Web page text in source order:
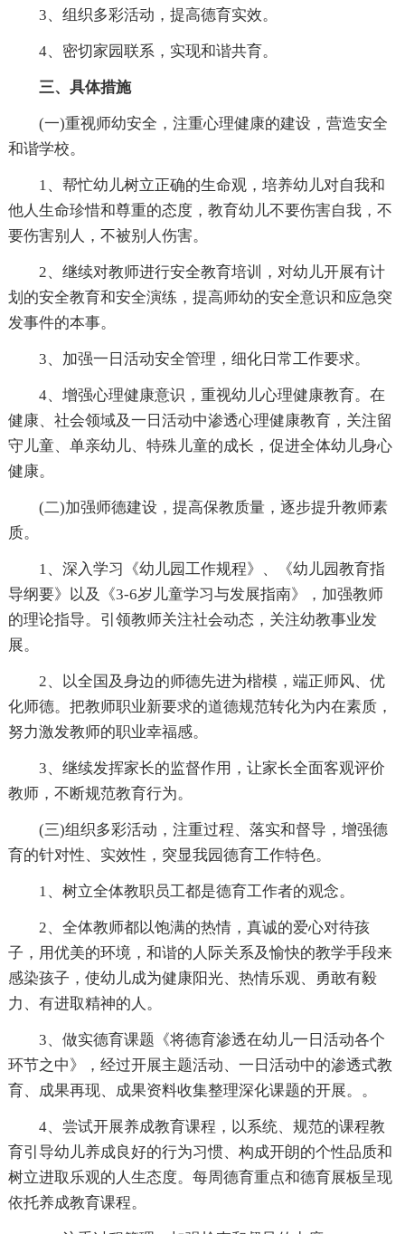
3、组织多彩活动，提高德育实效。
4、密切家园联系，实现和谐共育。
三、具体措施
(一)重视师幼安全，注重心理健康的建设，营造安全
和谐学校。
1、帮忙幼儿树立正确的生命观，培养幼儿对自我和
他人生命珍惜和尊重的态度，教育幼儿不要伤害自我，不
要伤害别人，不被别人伤害。
2、继续对教师进行安全教育培训，对幼儿开展有计
划的安全教育和安全演练，提高师幼的安全意识和应急突
发事件的本事。
3、加强一日活动安全管理，细化日常工作要求。
4、增强心理健康意识，重视幼儿心理健康教育。在
健康、社会领域及一日活动中渗透心理健康教育，关注留
守儿童、单亲幼儿、特殊儿童的成长，促进全体幼儿身心
健康。
(二)加强师德建设，提高保教质量，逐步提升教师素
质。
1、深入学习《幼儿园工作规程》、《幼儿园教育指
导纲要》以及《3-6岁儿童学习与发展指南》，加强教师
的理论指导。引领教师关注社会动态，关注幼教事业发
展。
2、以全国及身边的师德先进为楷模，端正师风、优
化师德。把教师职业新要求的道德规范转化为内在素质，
努力激发教师的职业幸福感。
3、继续发挥家长的监督作用，让家长全面客观评价
教师，不断规范教育行为。
(三)组织多彩活动，注重过程、落实和督导，增强德
育的针对性、实效性，突显我园德育工作特色。
1、树立全体教职员工都是德育工作者的观念。
2、全体教师都以饱满的热情，真诚的爱心对待孩
子，用优美的环境，和谐的人际关系及愉快的教学手段来
感染孩子，使幼儿成为健康阳光、热情乐观、勇敢有毅
力、有进取精神的人。
3、做实德育课题《将德育渗透在幼儿一日活动各个
环节之中》，经过开展主题活动、一日活动中的渗透式教
育、成果再现、成果资料收集整理深化课题的开展。。
4、尝试开展养成教育课程，以系统、规范的课程教
育引导幼儿养成良好的行为习惯、构成开朗的个性品质和
树立进取乐观的人生态度。每周德育重点和德育展板呈现
依托养成教育课程。